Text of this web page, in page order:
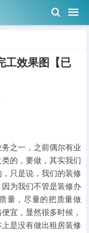
工效果图【已
之一，之前偶尔有业
的，要做，其实我们
只是说，我们的装修
为我们不管是装修办
量，尽量的把质量做
宜，显然很多时候，
是没有做出租房装修